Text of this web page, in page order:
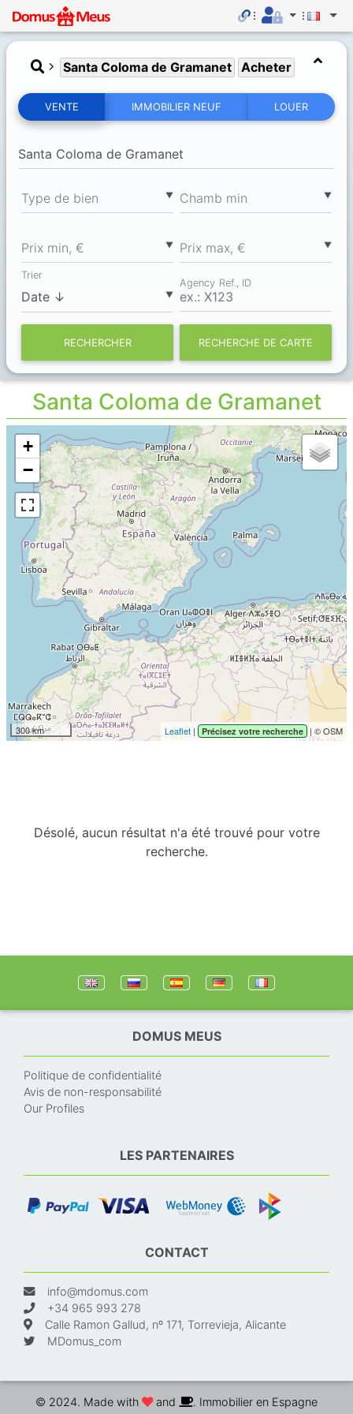
Santa Coloma de Gramanet Acheter
VENTE IMMOBILIER NEUF LOUER
▼
Type de bien ▼
Chamb min
▼
Prix min, € ▼
Prix max, €
▼
Trier
Agency Ref., ID
RECHERCHER RECHERCHE DE CARTE
Santa Coloma de Gramanet
+
−
300 km Leaflet | Précisez votre recherche | © OSM
Désolé, aucun résultat n'a été trouvé pour votre
recherche.
DOMUS MEUS
Politique de confidentialité
Avis de non-responsabilité
Our Profiles
LES PARTENAIRES
CONTACT
info@mdomus.com
+34 965 993 278
Calle Ramon Gallud, nº 171, Torrevieja, Alicante
MDomus_com
© 2024. Made with and . Immobilier en Espagne